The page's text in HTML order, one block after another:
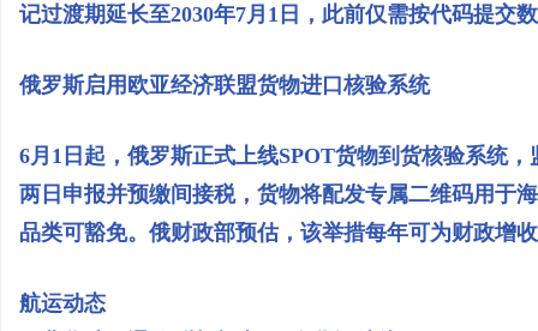
记过渡期延长至2030年7月1日，此前仅需按代码提交
俄罗斯启用欧亚经济联盟货物进口核验系统
6月1日起，俄罗斯正式上线SPOT货物到货核验系统
两日申报并预缴间接税，货物将配发专属二维码用于
品类可豁免。俄财政部预估，该举措每年可为财政增
航运动态